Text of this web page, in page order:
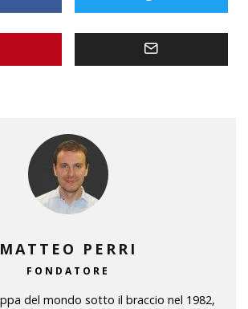
MATTEO PERRI
FONDATORE
del mondo sotto il braccio nel 1982,